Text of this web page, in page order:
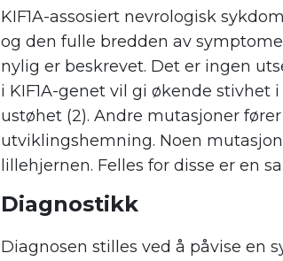
KIF1A-assosiert nevrologisk
og den fulle bredden av
nylig er beskrevet. Det er ingen
i KIF1A-genet vil gi økende stivhet
ustøhet (2). Andre mutasjoner
utviklingshemning. Noen
lillehjernen. Felles for disse er en
Diagnostikk
Diagnosen stilles ved å påvise en